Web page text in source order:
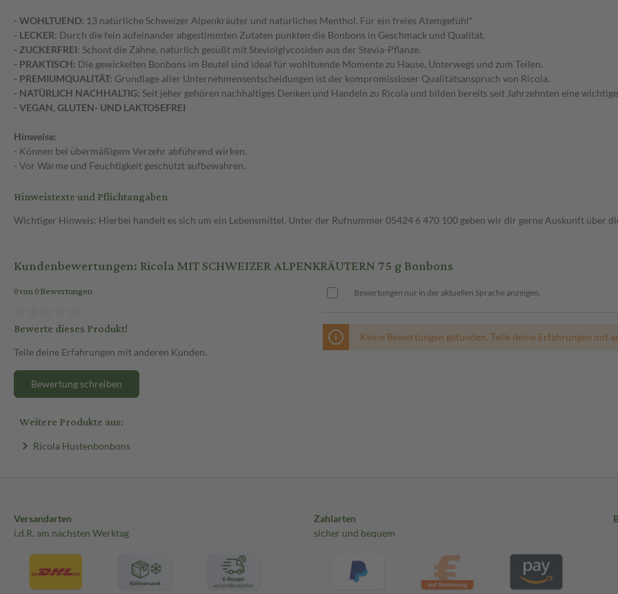
- WOHLTUEND: 13 natürliche Schweizer Alpenkräuter und natürliches Menthol. Für ein freies Atemgefühl*
- LECKER: Durch die fein aufeinander abgestimmten Zutaten punkten die Bonbons in Geschmack und Qualität.
- ZUCKERFREI: Schont die Zähne, natürlich gesüßt mit Steviolglycosiden aus der Stevia-Pflanze.
- PRAKTISCH: Die gewickelten Bonbons im Beutel sind ideal für wohltuende Momente zu Hause, Unterwegs und zum Teilen.
- PREMIUMQUALITÄT: Grundlage aller Unternehmensentscheidungen ist der kompromissloser Qualitätsanspruch von Ricola.
- NATÜRLICH NACHHALTIG: Seit jeher gehören nachhaltiges Denken und Handeln zu Ricola und bilden bereits seit Jahrzehnten eine
- VEGAN, GLUTEN- UND LAKTOSEFREI
Hinweise:
- Können bei übermäßigem Verzehr abführend wirken.
- Vor Wärme und Feuchtigkeit geschützt aufbewahren.
Hinweistexte und Pflichtangaben
Wichtiger Hinweis: Hierbei handelt es sich um ein Lebensmittel. Unter der Rufnummer 05424 6 470 100 geben wir dir gerne Auskunft über
Kundenbewertungen: Ricola MIT SCHWEIZER ALPENKRÄUTERN 75 g Bonbons
0 von 0 Bewertungen
Bewerte dieses Produkt!
Teile deine Erfahrungen mit anderen Kunden.
Bewertung schreiben
Bewertungen nur in der aktuellen Sprache anzeigen.
Keine Bewertungen gefunden. Teile deine Erfahrungen mit
Weitere Produkte aus:
Ricola Hustenbonbons
Versandarten
i.d.R. am nächsten Werktag
Zahlarten
sicher und bequem